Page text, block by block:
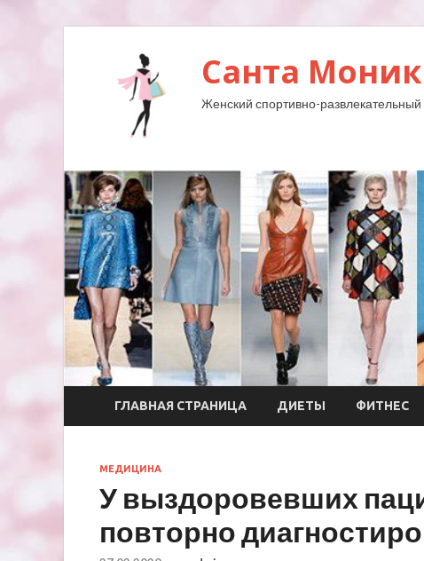
Санта
Женский спортивно-
ГЛАВНАЯ СТРАНИЦА ДИЕТЫ ФИТНЕС
МЕДИЦИНА
У выздоровевших
повторно